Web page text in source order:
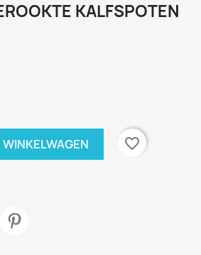
KALFSPOTEN
WINKELWAGEN favorite_border